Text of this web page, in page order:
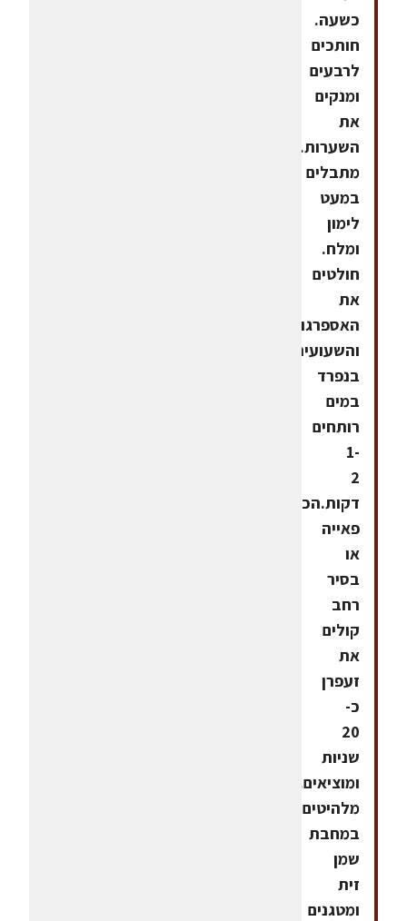
כשעה.
חותכים
לרבעים
ומנקים
את
השערות.
מתבלים
במעט
לימון
ומלח.
חולטים
את
האספרגוס
והשעועית
בנפרד
במים
רותחים
1-
2
דקות.הכנהבמחבת
פאייה
או
בסיר
רחב
קולים
את
זעפרן
כ-
20
שניות
ומוציאים.
מלהיטים
במחבת
שמן
זית
ומטגנים